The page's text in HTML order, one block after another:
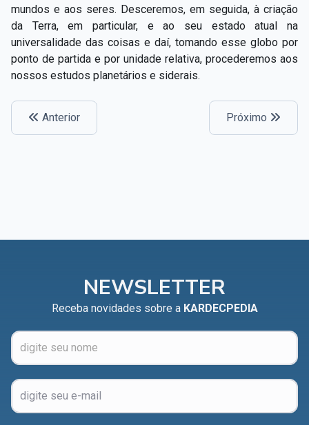
mundos e aos seres. Desceremos, em seguida, à criação
da Terra, em particular, e ao seu estado atual na
universalidade das coisas e daí, tomando esse globo por
ponto de partida e por unidade relativa, procederemos aos
nossos estudos planetários e siderais.
Anterior Próximo
NEWSLETTER
Receba novidades sobre a KARDECPEDIA